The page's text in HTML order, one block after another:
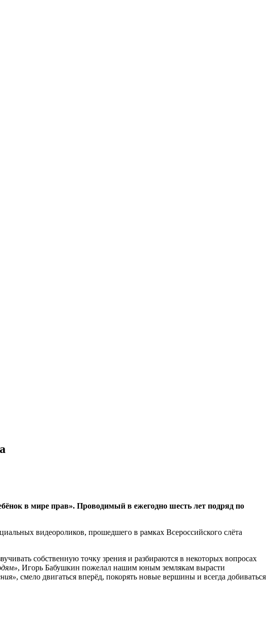
в мире прав». Проводимый в ежегодно шесть лет подряд по
видеороликов, прошедшего в рамках Всероссийского слёта
собственную точку зрения и разбираются в некоторых вопросах
, Игорь Бабушкин пожелал нашим юным землякам вырасти
, смело двигаться вперёд, покорять новые вершины и всегда добиваться